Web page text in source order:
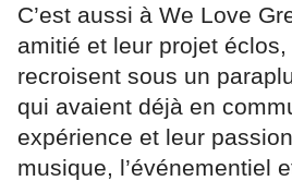
C’est aussi à We Love
amitié et leur projet éclos,
recroisent sous un
qui avaient déjà en
expérience et leur
musique, l’événementiel